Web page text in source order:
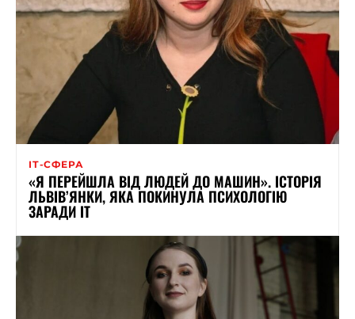
ІТ-СФЕРА
«Я ПЕРЕЙШЛА ВІД ЛЮДЕЙ ДО МАШИН». ІСТОРІЯ
ЛЬВІВ’ЯНКИ, ЯКА ПОКИНУЛА ПСИХОЛОГІЮ
ЗАРАДИ ІТ